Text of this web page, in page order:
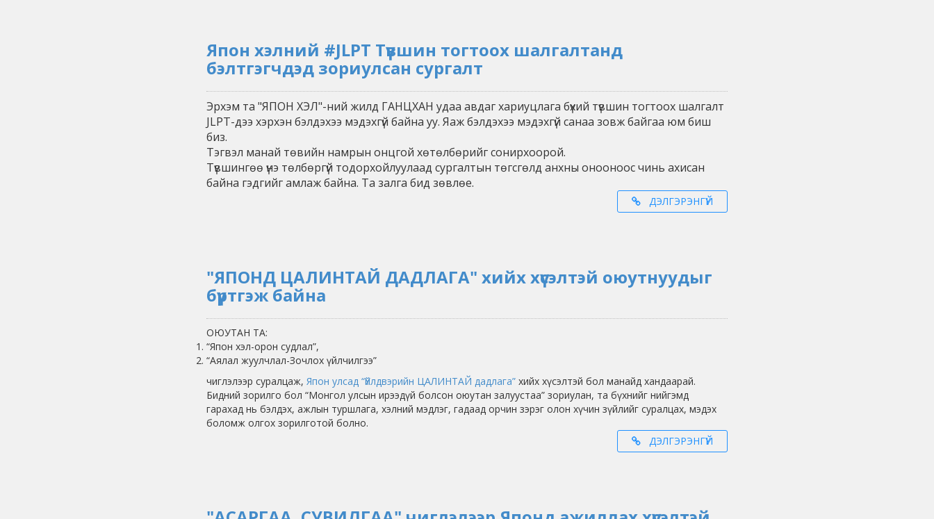
Япон хэлний #JLPT Түвшин тогтоох шалгалтанд
бэлтгэгчдэд зориулсан сургалт
Эрхэм та "ЯПОН ХЭЛ"-ний жилд ГАНЦХАН удаа авдаг хариуцлага бүхий түвшин тогтоох шалгалт
JLPT-дээ хэрхэн бэлдэхээ мэдэхгүй байна уу. Яаж бэлдэхээ мэдэхгүй санаа зовж байгаа юм биш
биз.
Тэгвэл манай төвийн намрын онцгой хөтөлбөрийг сонирхоорой.
Түвшингөө үнэ төлбөргүй тодорхойлуулаад сургалтын төгсгөлд анхны онооноос чинь ахисан
байна гэдгийг амлаж байна. Та залга бид зөвлөе.
ДЭЛГЭРЭНГҮЙ
"ЯПОНД ЦАЛИНТАЙ ДАДЛАГА" хийх хүсэлтэй оюутнуудыг
бүртгэж байна
ОЮУТАН ТА:
“Япон хэл-орон судлал”,
“Аялал жуулчлал-Зочлох үйлчилгээ”
чиглэлээр суралцаж, Япон улсад “Үйлдвэрийн ЦАЛИНТАЙ дадлага” хийх хүсэлтэй бол манайд хандаарай.
Бидний зорилго бол “Монгол улсын ирээдүй болсон оюутан залуустаа” зориулан, та бүхнийг нийгэмд
гарахад нь бэлдэх, ажлын туршлага, хэлний мэдлэг, гадаад орчин зэрэг олон хүчин зүйлийг суралцах, мэдэх
боломж олгох зорилготой болно.
ДЭЛГЭРЭНГҮЙ